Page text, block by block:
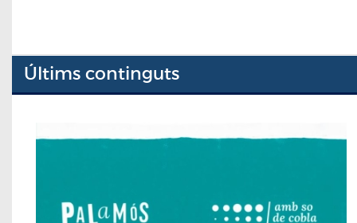
Últims continguts